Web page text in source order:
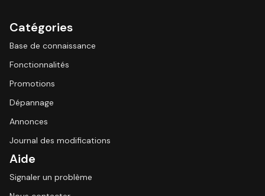
Catégories
Base de connaissance
Fonctionnalités
Promotions
Dépannage
Annonces
Journal des modifications
Aide
Signaler un problème